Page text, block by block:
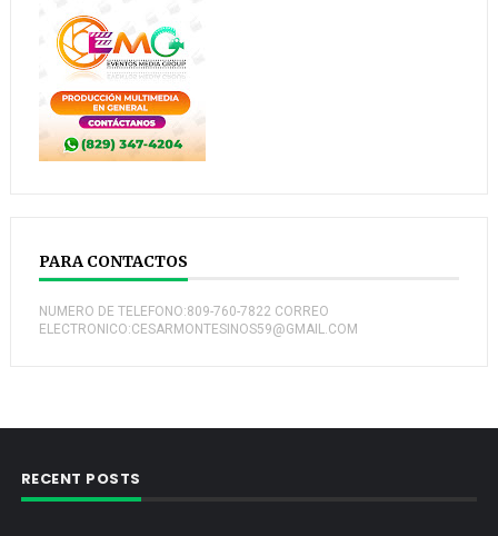
PARA CONTACTOS
NUMERO DE TELEFONO:809-760-7822 CORREO
ELECTRONICO:CESARMONTESINOS59@GMAIL.COM
RECENT POSTS